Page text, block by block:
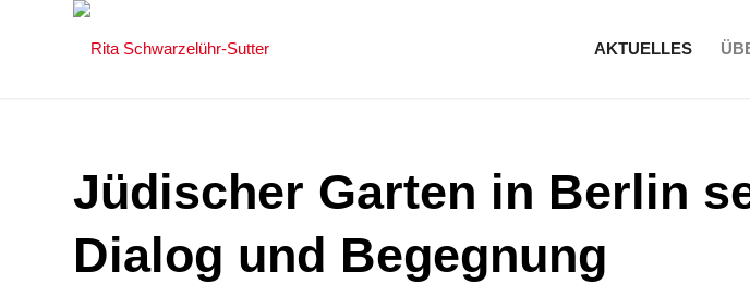
AKTUELLES
Jüdischer Garten in Berlin
Dialog und Begegnung